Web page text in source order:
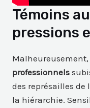
Témoins
pressions
professionnels
des représailles de
la hiérarchie.